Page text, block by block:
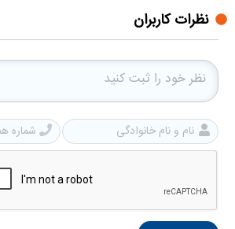
نظرات کاربران
نام
و
نام